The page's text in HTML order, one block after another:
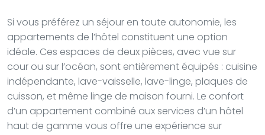
Si vous préférez un séjour en toute autonomie, les
appartements de l’hôtel constituent une option
idéale. Ces espaces de deux pièces, avec vue sur
cour ou sur l’océan, sont entièrement équipés : cuisine
indépendante, lave-vaisselle, lave-linge, plaques de
cuisson, et même linge de maison fourni. Le confort
d’un appartement combiné aux services d’un hôtel
haut de gamme vous offre une expérience sur